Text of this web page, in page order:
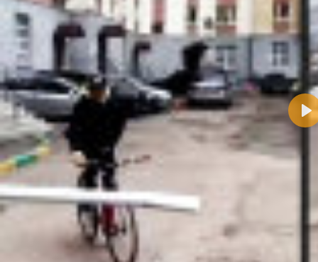
Name:
E-Mail-Adresse (optional):
Kommentar: